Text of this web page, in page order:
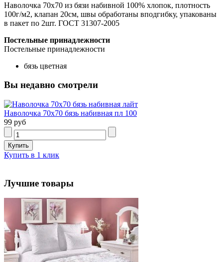
Наволочка 70х70 из бязи набивной 100% хлопок, плотность
100г/м2, клапан 20см, швы обработаны вподгибку, упакованы
в пакет по 2шт. ГОСТ 31307-2005
Постельные принадлежности
Постельные принадлежности
бязь цветная
Вы недавно смотрели
Наволочка 70х70 бязь набивная пл 100
99 руб
Купить в 1 клик
Лучшие товары